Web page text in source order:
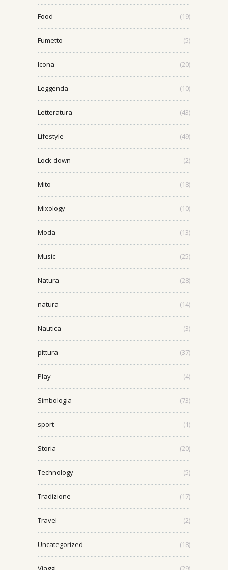
Food (19)
Fumetto (5)
Icona (20)
Leggenda (10)
Letteratura (43)
Lifestyle (49)
Lock-down (2)
Mito (18)
Mixology (10)
Moda (13)
Music (25)
Natura (28)
natura (14)
Nautica (3)
pittura (37)
Play (4)
Simbologia (73)
sport (1)
Storia (20)
Technology (5)
Tradizione (17)
Travel (2)
Uncategorized (18)